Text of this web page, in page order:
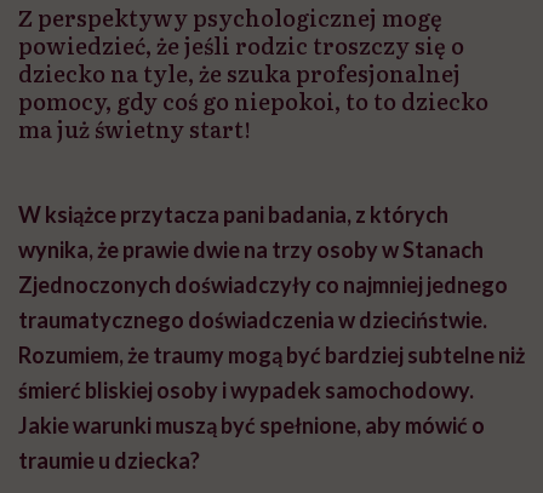
Z perspektywy psychologicznej mogę
powiedzieć, że jeśli rodzic troszczy się o
dziecko na tyle, że szuka profesjonalnej
pomocy, gdy coś go niepokoi, to to dziecko
ma już świetny start!
W książce przytacza pani badania, z których
wynika, że prawie dwie na trzy osoby w Stanach
Zjednoczonych doświadczyły co najmniej jednego
traumatycznego doświadczenia w dzieciństwie.
Rozumiem, że traumy mogą być bardziej subtelne niż
śmierć bliskiej osoby i wypadek samochodowy.
Jakie warunki muszą być spełnione, aby mówić o
traumie u dziecka?